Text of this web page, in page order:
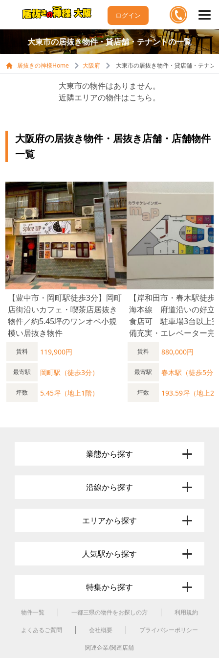
ログイン
大東市の居抜き物件・貸店舗・テナントの一覧
居抜きの神様Home 大阪府 大東市の居抜き物件・貸店舗・テナン
大東市の物件はありません。
近隣エリアの物件はこちら。
大阪府の居抜き物件・居抜き店舗・店舗物件
一覧
【豊中市・岡町駅徒歩3分】岡町
店街沿いカフェ・喫茶店居抜き
物件／約5.45坪のワンオペ小規
模い居抜き物件
賃料 119,900円
最寄駅 岡町駅（徒歩3分）
坪数 5.45坪（地上1階）
【岸和田市・春木駅徒歩
海本線 府道沿いの好立
食店可 駐車場3台以上
備充実・エレベーター完
賃料 880,000円
最寄駅 春木駅（徒歩5分
坪数 193.59坪（地上2
業態から探す
沿線から探す
エリアから探す
人気駅から探す
特集から探す
物件一覧 一都三県の物件をお探しの方 利用規約
よくあるご質問 会社概要 プライバシーポリシー
関連企業/関連店舗